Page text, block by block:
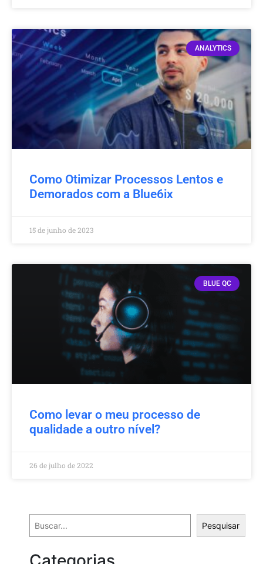
ANALYTICS
Como Otimizar Processos Lentos e
Demorados com a Blue6ix
15 de junho de 2023
BLUE QC
Como levar o meu processo de
qualidade a outro nível?
26 de julho de 2022
Pesquisar